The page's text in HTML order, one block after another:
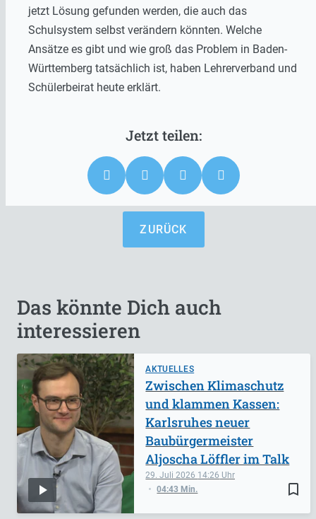
jetzt Lösung gefunden werden, die auch das
Schulsystem selbst verändern könnten. Welche
Ansätze es gibt und wie groß das Problem in Baden-
Württemberg tatsächlich ist, haben Lehrerverband und
Schülerbeirat heute erklärt.
ZURÜCK
Das könnte Dich auch
interessieren
AKTUELLES
bookmark_border
29. Juli 2026 14:26
04:43 Min.
Zwischen Klimaschutz
und klammen Kassen:
Karlsruhes neuer
Baubürgermeister
Aljoscha Löffler im Talk